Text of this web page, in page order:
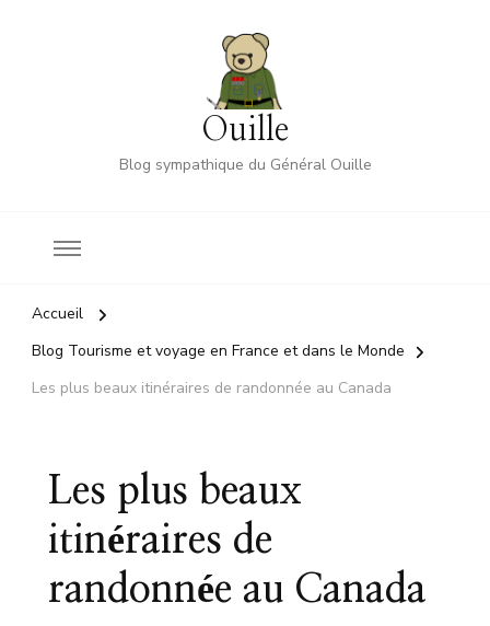
Ouille
Blog sympathique du Général Ouille
Accueil
Blog Tourisme et voyage en France et dans le Monde
Les plus beaux itinéraires de randonnée au Canada
Les plus beaux
itinéraires de
randonnée au Canada